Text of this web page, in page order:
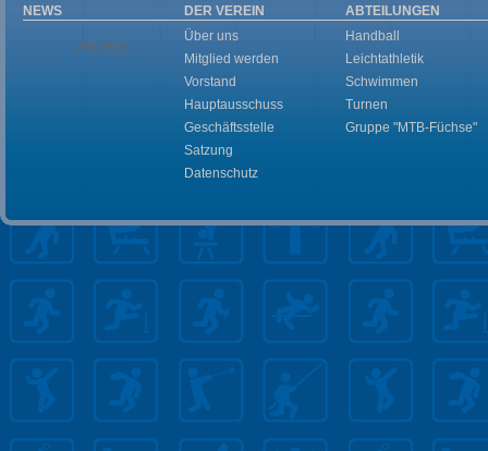
NEWS
Alle News
DER VEREIN
Über uns
Mitglied werden
Vorstand
Hauptausschuss
Geschäftsstelle
Satzung
Datenschutz
ABTEILUNGEN
Handball
Leichtathletik
Schwimmen
Turnen
Gruppe "MTB-Füchse"